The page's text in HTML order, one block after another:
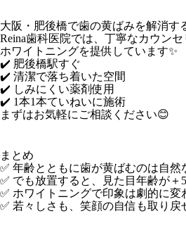
大阪・肥後橋で歯の黄ばみを解消す
Reina歯科医院では、丁寧なカウン
ホワイトニングを提供しています✨
✔️ 肥後橋駅すぐ
✔️ 清潔で落ち着いた空間
✔️ しみにくい薬剤使用
✔️ 1本1本ていねいに施術
まずはお気軽にご相談ください😊
まとめ
✅ 年齢とともに歯が黄ばむのは自然
✅ でも放置すると、見た目年齢が＋
✅ ホワイトニングで印象は劇的に変
✅ 若々しさも、笑顔の自信も取り戻